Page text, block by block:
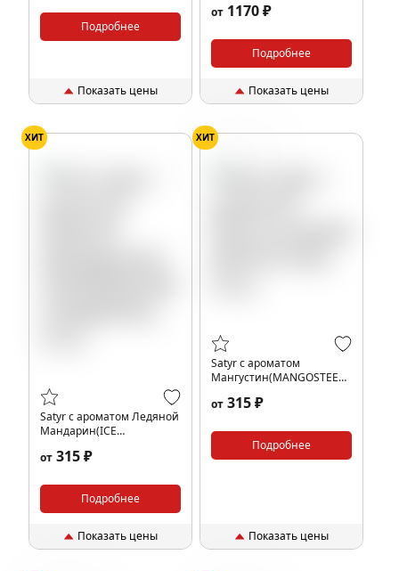
Подробнее
Показать цены
от 1170 ₽
Подробнее
Показать цены
ХИТ
Satyr с ароматом Ледяной
Мандарин(ICE
ТАНДЖЕРИН), 25 гр.
от 315 ₽
Подробнее
Показать цены
ХИТ
Satyr с ароматом
Мангустин(MANGOSTEEN/
от 315 ₽
Подробнее
Показать цены